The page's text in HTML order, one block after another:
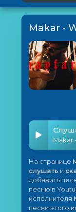
Makar -
Makar
На странице
слушать и
добавить
песню в
исполнителя
песни этого